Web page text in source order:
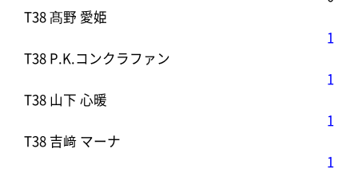
T38 髙野 愛姫
1
T38 P.K.コンクラファン
1
T38 山下 心暖
1
T38 吉﨑 マーナ
1